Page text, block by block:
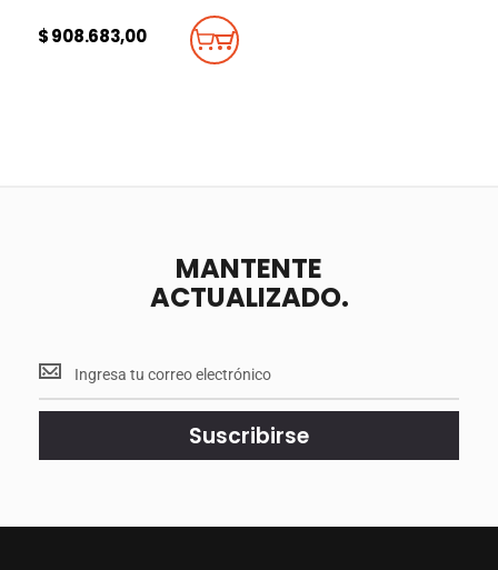
$ 908.683,00 Añadir Al Carrito
MANTENTE
ACTUALIZADO.
Mantente
<br>
actualizado.
Suscribirse